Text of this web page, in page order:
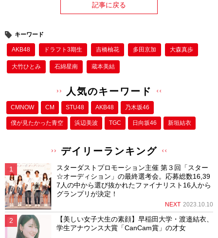
記事に戻る
キーワード
AKB48 ドラフト3期生 吉橋柚花 多田京加 大森真歩
大竹ひとみ 石綿星南 蔵本美結
人気のキーワード
CMNOW CM STU48 AKB48 乃木坂46
僕が⾒たかった⻘空 浜辺美波 TGC 日向坂46 新垣結衣
デイリーランキング
スターダストプロモーション主催 第３回「スター
☆オーディション」の最終選考会。応募総数16,39
7人の中から選び抜かれたファイナリスト16人から
グランプリが決定！
NEXT 2023.10.10
【美しい女子大生の素顔】早稲田大学・渡邉結衣、
学生アナウンス大賞「CanCam賞」の才女